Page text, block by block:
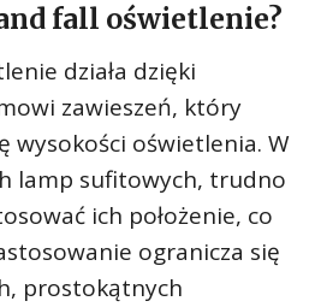
fall oświetlenie?
działa dzięki
zawieszeń, który
wysokości oświetlenia. W
lamp sufitowych, trudno
ich położenie, co
ogranicza się
prostokątnych